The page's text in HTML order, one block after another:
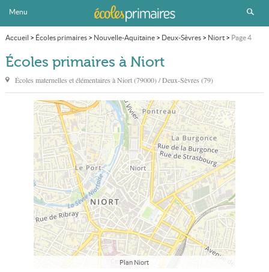
Menu
Accueil > Écoles primaires> Nouvelle-Aquitaine> Deux-Sèvres> Niort> Page 4
Écoles primaires à Niort
Écoles maternelles et élémentaires àNiort(79000) / Deux-Sèvres (79)
Plan Niort